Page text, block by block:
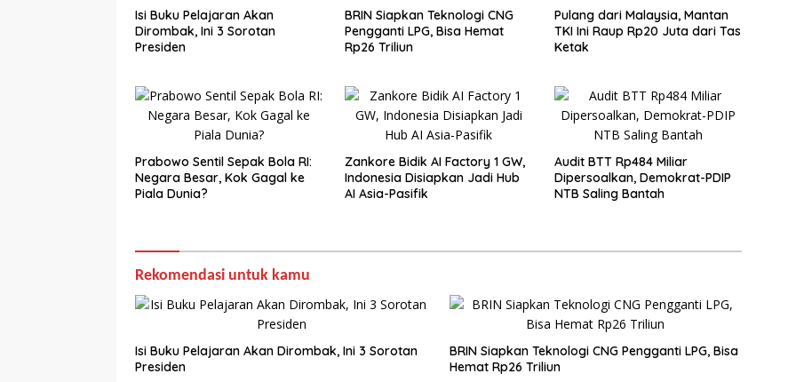
Isi Buku Pelajaran Akan
Dirombak, Ini 3 Sorotan
Presiden
BRIN Siapkan Teknologi CNG
Pengganti LPG, Bisa Hemat
Rp26 Triliun
Pulang dari Malaysia, Mantan
TKI Ini Raup Rp20 Juta dari Tas
Ketak
Prabowo Sentil Sepak Bola RI:
Negara Besar, Kok Gagal ke
Piala Dunia?
Zankore Bidik AI Factory 1 GW,
Indonesia Disiapkan Jadi Hub
AI Asia-Pasifik
Audit BTT Rp484 Miliar
Dipersoalkan, Demokrat-PDIP
NTB Saling Bantah
Rekomendasi untuk kamu
Isi Buku Pelajaran Akan Dirombak, Ini 3 Sorotan
Presiden
BRIN Siapkan Teknologi CNG Pengganti LPG, Bisa
Hemat Rp26 Triliun